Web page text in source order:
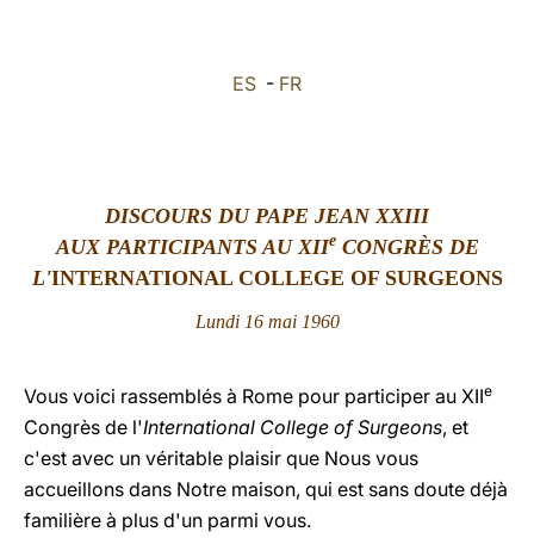
中文
LATINE
ES - FR
DISCOURS DU PAPE JEAN XXIII
AUX PARTICIPANTS AU XIIeCONGRÈS DE
L'INTERNATIONAL COLLEGE OF SURGEONS
Lundi 16 mai 1960
Vous voici rassemblés à Rome pour participer au XIIe
Congrès de l'International College of Surgeons, et
c'est avec un véritable plaisir que Nous vous
accueillons dans Notre maison, qui est sans doute déjà
familière à plus d'un parmi vous.